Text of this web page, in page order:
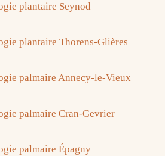
plantaire Seynod
plantaire Thorens-Glières
palmaire Annecy-le-Vieux
palmaire Cran-Gevrier
palmaire Épagny